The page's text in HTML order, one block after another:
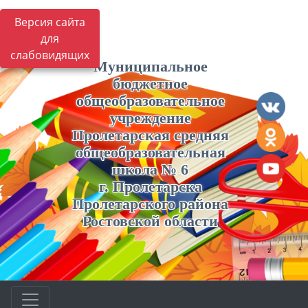
Версия сайта
для
слабовидящих
Муниципальное
бюджетное
общеобразовательное
учреждение
Пролетарская средняя
общеобразовательная
школа № 6
г. Пролетарска
Пролетарского района
Ростовской области